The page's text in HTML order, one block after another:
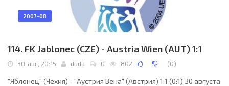
2007-08
114. FK Jablonec (CZE) - Austria Wien (AUT) 1:1
30-авг, 20:15 dudd 0 802 (0)
"Яблонец" (Чехия) - "Аустрия Вена" (Австрия) 1:1 (0:1) 30 августа